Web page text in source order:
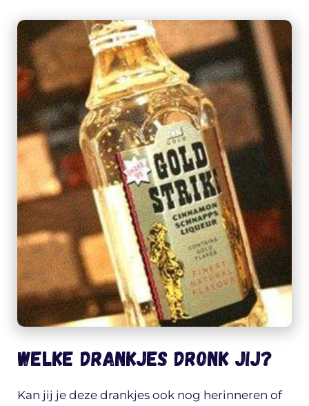
Welke drankjes dronk jij?
Kan jij je deze drankjes ook nog herinneren of